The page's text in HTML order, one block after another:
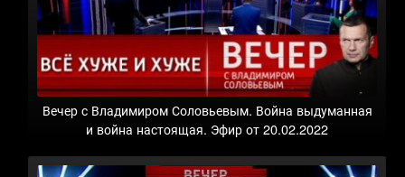
Вечер с Владимиром Соловьевым. Война выдуманная
и война настоящая. Эфир от 20.02.2022